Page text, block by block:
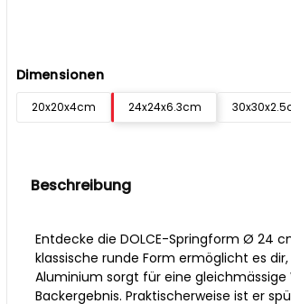
Dimensionen
20x20x4cm 24x24x6.3cm
Beschreibung
Entdecke die DOLCE-Springform Ø 24
klassische runde Form ermöglicht es
Aluminium sorgt für eine
Backergebnis. Praktischerweise ist er